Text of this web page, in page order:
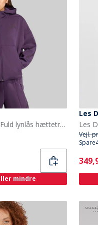
adidas Dame Z.N.E Fuld lynlås hættetrøje Aurora Plum
mindre
Les
Vejl.
Spare